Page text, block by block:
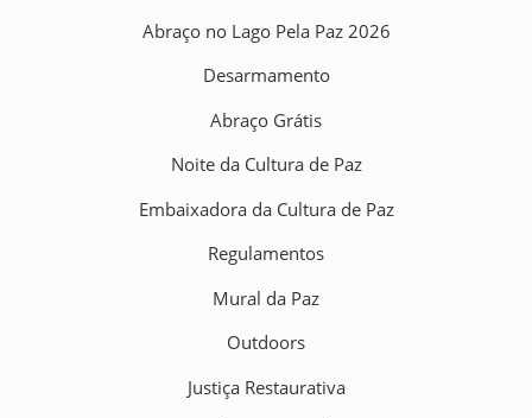
Abraço no Lago Pela Paz 2026
Desarmamento
Abraço Grátis
Noite da Cultura de Paz
Embaixadora da Cultura de Paz
Regulamentos
Mural da Paz
Outdoors
Justiça Restaurativa